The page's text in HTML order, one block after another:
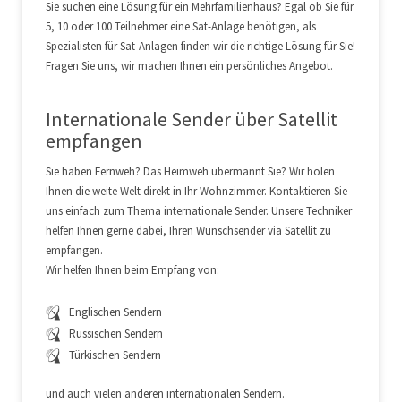
Sie suchen eine Lösung für ein Mehrfamilienhaus? Egal ob Sie für
5, 10 oder 100 Teilnehmer eine Sat-Anlage benötigen, als
Spezialisten für Sat-Anlagen finden wir die richtige Lösung für Sie!
Fragen Sie uns, wir machen Ihnen ein persönliches Angebot.
Internationale Sender über Satellit
empfangen
Sie haben Fernweh? Das Heimweh übermannt Sie? Wir holen
Ihnen die weite Welt direkt in Ihr Wohnzimmer. Kontaktieren Sie
uns einfach zum Thema internationale Sender. Unsere Techniker
helfen Ihnen gerne dabei, Ihren Wunschsender via Satellit zu
empfangen.
Wir helfen Ihnen beim Empfang von:
Englischen Sendern
Russischen Sendern
Türkischen Sendern
und auch vielen anderen internationalen Sendern.